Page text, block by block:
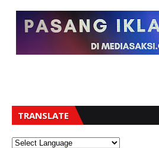
TRANSLATE